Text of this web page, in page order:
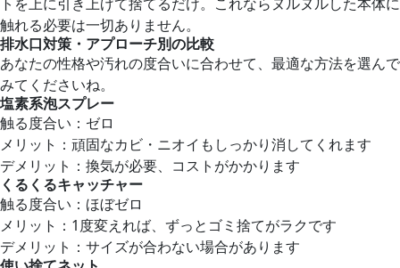
触れる必要は一切ありません。
排水口対策・アプローチ別の比較
あなたの性格や汚れの度合いに合わせて、最適な方法を選んで
みてくださいね。
塩素系泡スプレー
触る度合い：ゼロ
メリット：頑固なカビ・ニオイもしっかり消してくれます
デメリット：換気が必要、コストがかかります
くるくるキャッチャー
触る度合い：ほぼゼロ
メリット：1度変えれば、ずっとゴミ捨てがラクです
デメリット：サイズが合わない場合があります